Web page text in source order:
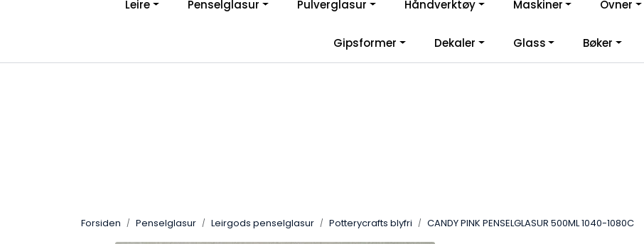
Velkommen til vår nye nettbutikk! Besøk Min side for mer informasjon
Leire Penselglasur Pulverglasur Håndverktøy Maskiner Ovner
Gipsformer Dekaler Glass Bøker
Forsiden Penselglasur Leirgods penselglasur Potterycrafts blyfri CANDY PINK PENSELGLASUR 500ML 1040-1080C